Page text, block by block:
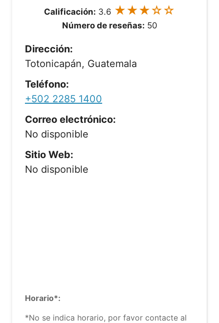
Calificación: 3.6 ★★★☆☆
Número de reseñas: 50
Dirección:
Totonicapán, Guatemala
Teléfono:
+502 2285 1400
Correo electrónico:
No disponible
Sitio Web:
No disponible
Horario*:
*No se indica horario, por favor contacte al